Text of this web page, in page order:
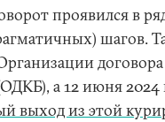
проявился в
шагов.
а 12 июня 2024
выход из этой